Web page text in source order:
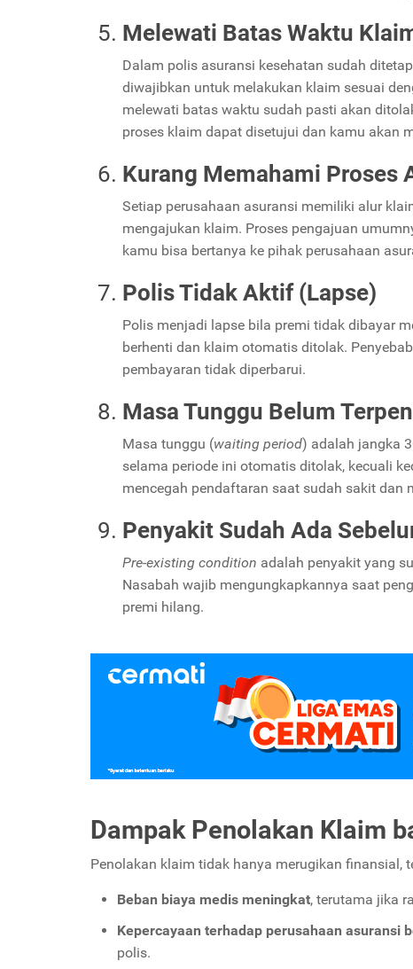
Melewati Batas Waktu
Dalam polis asuransi kesehatan sudah
diwajibkan untuk melakukan klaim sesuai
melewati batas waktu sudah pasti akan
proses klaim dapat disetujui dan kamu akan
Kurang Memahami Proses
Setiap perusahaan asuransi memiliki alur
mengajukan klaim. Proses pengajuan
kamu bisa bertanya ke pihak perusahaan
Polis Tidak Aktif (Lapse)
Polis menjadi lapse bila premi tidak dibayar
berhenti dan klaim otomatis ditolak.
pembayaran tidak diperbarui.
Masa Tunggu Belum
Masa tunggu (waiting period) adalah jangka
selama periode ini otomatis ditolak, kecuali
mencegah pendaftaran saat sudah sakit dan
Penyakit Sudah Ada
Pre-existing condition adalah penyakit yang
Nasabah wajib mengungkapkannya saat
premi hilang.
Dampak Penolakan Klaim
Penolakan klaim tidak hanya merugikan finansial,
Beban biaya medis meningkat, terutama jika
Kepercayaan terhadap perusahaan asuransi
polis.